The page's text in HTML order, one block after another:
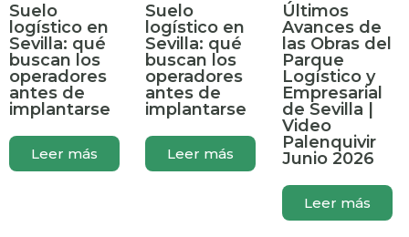
Suelo
logístico en
Sevilla: qué
buscan los
operadores
antes de
implantarse
Leer más
Suelo
logístico en
Sevilla: qué
buscan los
operadores
antes de
implantarse
Leer más
Últimos
Avances de
las Obras del
Parque
Logístico y
Empresarial
de Sevilla |
Video
Palenquivir
Junio 2026
Leer más